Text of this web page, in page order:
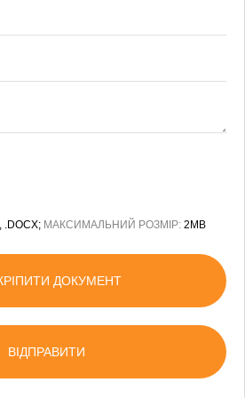
.DOCX; МАКСИМАЛЬНИЙ РОЗМІР: 2MB
ДОКУМЕНТ